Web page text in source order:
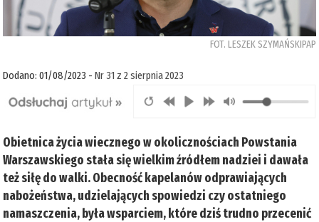
FOT. LESZEK SZYMAŃSKIPAP
Dodano: 01/08/2023 -Nr 31 z 2 sierpnia 2023
Obietnica życia wiecznego w okolicznościach Powstania
Warszawskiego stała się wielkim źródłem nadziei i dawała
też siłę do walki. Obecność kapelanów odprawiających
nabożeństwa, udzielających spowiedzi czy ostatniego
namaszczenia, była wsparciem, które dziś trudno przecenić